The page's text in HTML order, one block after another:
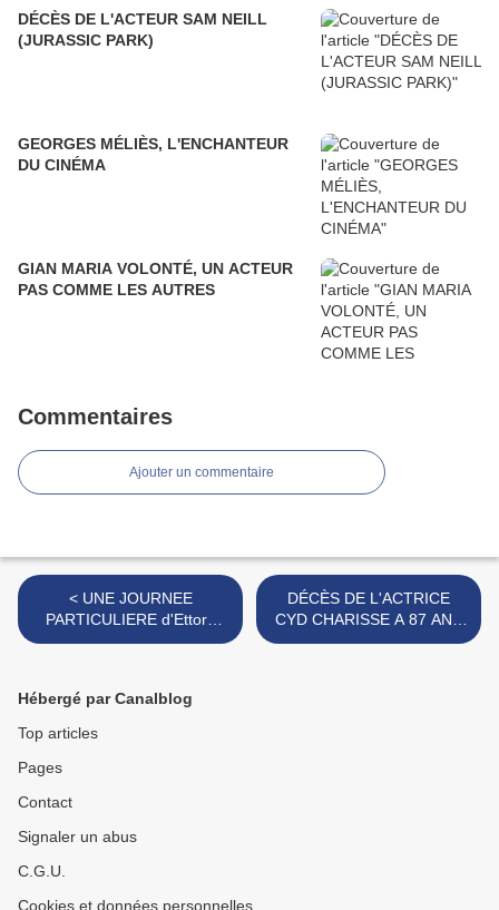
DÉCÈS DE L'ACTEUR SAM NEILL
(JURASSIC PARK)
GEORGES MÉLIÈS, L'ENCHANTEUR
DU CINÉMA
GIAN MARIA VOLONTÉ, UN ACTEUR
PAS COMME LES AUTRES
Commentaires
Ajouter un commentaire
< UNE JOURNEE
PARTICULIERE d'Ettore
Scola
DÉCÈS DE L'ACTRICE
CYD CHARISSE A 87 ANS
>
Hébergé par Canalblog
Top articles
Pages
Contact
Signaler un abus
C.G.U.
Cookies et données personnelles